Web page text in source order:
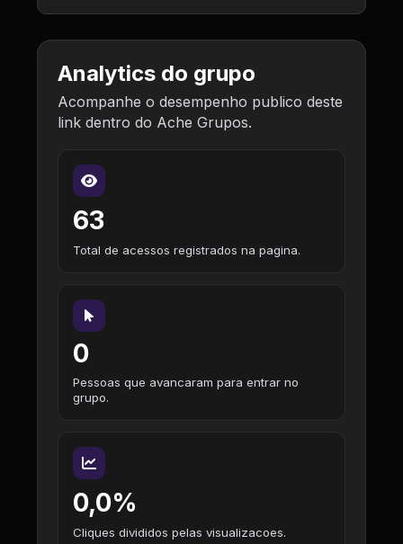
Analytics do grupo
Acompanhe o desempenho publico deste
link dentro do Ache Grupos.
63
Total de acessos registrados na pagina.
0
Pessoas que avancaram para entrar no
grupo.
0,0%
Cliques divididos pelas visualizacoes.